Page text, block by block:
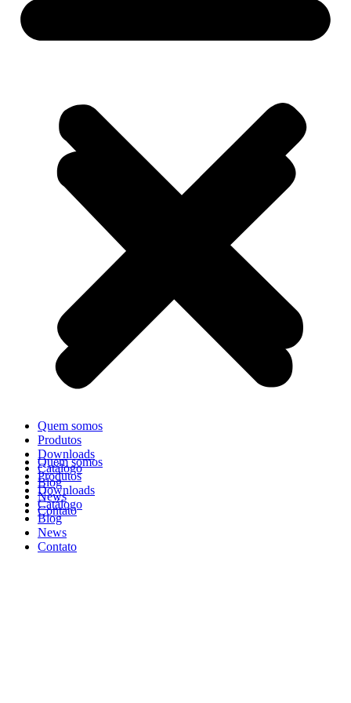
Quem somos
Produtos
Downloads
Catálogo
Blog
News
Contato
Quem somos
Produtos
Downloads
Catálogo
Blog
News
Contato